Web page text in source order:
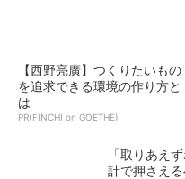
【西野亮廣】つくりたいもの
を追求できる環境の作り方と
は
PR(FINCHI on GOETHE)
「取りあえ
計で押さえ